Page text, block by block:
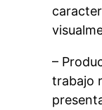
–
trabajo